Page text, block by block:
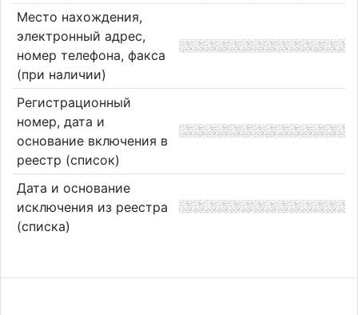
Место нахождения,
электронный адрес,
номер телефона, факса
(при наличии)
Регистрационный
номер, дата и
основание включения в
реестр (список)
Дата и основание
исключения из реестра
(списка)